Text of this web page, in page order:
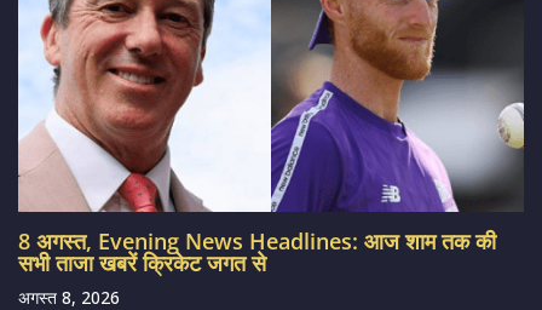
8 अगस्त, Evening News Headlines: आज शाम तक की
सभी ताजा खबरें क्रिकेट जगत से
अगस्त 8, 2026